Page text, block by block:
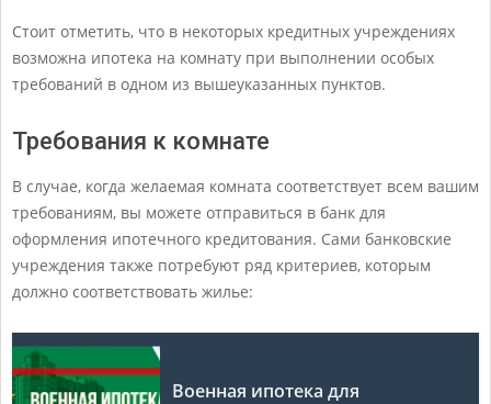
Стоит отметить, что в некоторых кредитных учреждениях
возможна ипотека на комнату при выполнении особых
требований в одном из вышеуказанных пунктов.
Требования к комнате
В случае, когда желаемая комната соответствует всем вашим
требованиям, вы можете отправиться в банк для
оформления ипотечного кредитования. Сами банковские
учреждения также потребуют ряд критериев, которым
должно соответствовать жилье:
Военная ипотека для